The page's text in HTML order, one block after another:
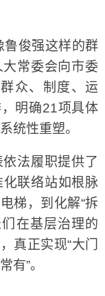
俊强这样的群
大常委会向市委
众、制度、运
明确21项具体
统性重塑。
法履职提供了
联络站如根脉
梯，到化解“拆
在基层治理的
真正实现“大门
有”。